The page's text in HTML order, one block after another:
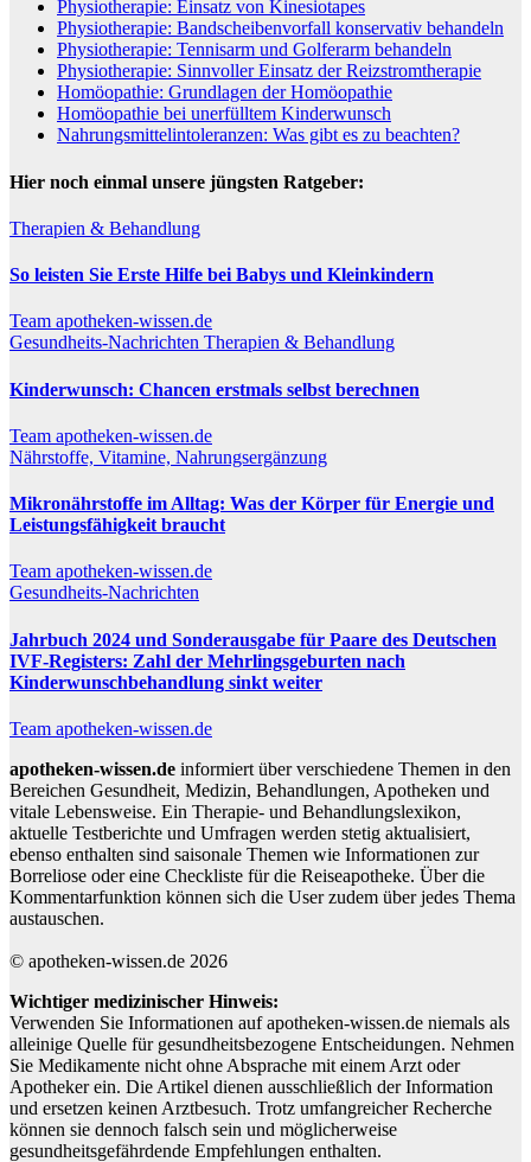
Physiotherapie: Einsatz von Kinesiotapes
Physiotherapie: Bandscheibenvorfall konservativ behandeln
Physiotherapie: Tennisarm und Golferarm behandeln
Physiotherapie: Sinnvoller Einsatz der Reizstromtherapie
Homöopathie: Grundlagen der Homöopathie
Homöopathie bei unerfülltem Kinderwunsch
Nahrungsmittelintoleranzen: Was gibt es zu beachten?
Hier noch einmal unsere jüngsten Ratgeber:
Therapien & Behandlung
So leisten Sie Erste Hilfe bei Babys und Kleinkindern
Team apotheken-wissen.de
Gesundheits-Nachrichten Therapien & Behandlung
Kinderwunsch: Chancen erstmals selbst berechnen
Team apotheken-wissen.de
Nährstoffe, Vitamine, Nahrungsergänzung
Mikronährstoffe im Alltag: Was der Körper für Energie und
Leistungsfähigkeit braucht
Team apotheken-wissen.de
Gesundheits-Nachrichten
Jahrbuch 2024 und Sonderausgabe für Paare des Deutschen
IVF-Registers: Zahl der Mehrlingsgeburten nach
Kinderwunschbehandlung sinkt weiter
Team apotheken-wissen.de
apotheken-wissen.de informiert über verschiedene Themen in den
Bereichen Gesundheit, Medizin, Behandlungen, Apotheken und
vitale Lebensweise. Ein Therapie- und Behandlungslexikon,
aktuelle Testberichte und Umfragen werden stetig aktualisiert,
ebenso enthalten sind saisonale Themen wie Informationen zur
Borreliose oder eine Checkliste für die Reiseapotheke. Über die
Kommentarfunktion können sich die User zudem über jedes Thema
austauschen.
© apotheken-wissen.de 2026
Wichtiger medizinischer Hinweis:
Verwenden Sie Informationen auf apotheken-wissen.de niemals als
alleinige Quelle für gesundheitsbezogene Entscheidungen. Nehmen
Sie Medikamente nicht ohne Absprache mit einem Arzt oder
Apotheker ein. Die Artikel dienen ausschließlich der Information
und ersetzen keinen Arztbesuch. Trotz umfangreicher Recherche
können sie dennoch falsch sein und möglicherweise
gesundheitsgefährdende Empfehlungen enthalten.